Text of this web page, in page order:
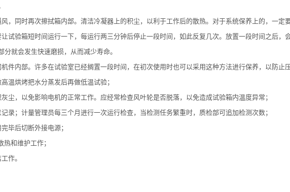
同时再次擦拭箱内部。清洁冷凝器上的积尘，以利于工作后的散热。对于系统保养上的，一定
验箱短时间运行一下，每运行两三分钟后停止一段时间，如此反复几次。放置一段时间之后，
就会发生快速磨损，从而减少寿命。
内部。许多在试验室已经搁置一段时间，在初次使用时也可以采用这种方法进行保养，以防止压
烘烤把水分蒸发后再做低温试验；
，以免影响电机的正常工作。应经常检查风叶轮是否脱落，以免造成试验箱内温度异常；
；计量管理员每三个月进行一次运行检查，当检测任务繁重时，质检部可追加检测次数；
后切断外接电源；
和维护工作；
作。